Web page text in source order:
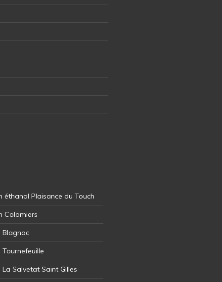
éthanol Plaisance du Touch
Colomiers
Blagnac
Salvetat Saint Gilles